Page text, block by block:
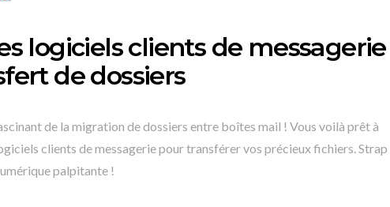
logiciels clients de messagerie
de dossiers
de la migration de dossiers entre boîtes mail ! Vous voilà prêt à
clients de messagerie pour transférer vos précieux fichiers. Strap
palpitante !